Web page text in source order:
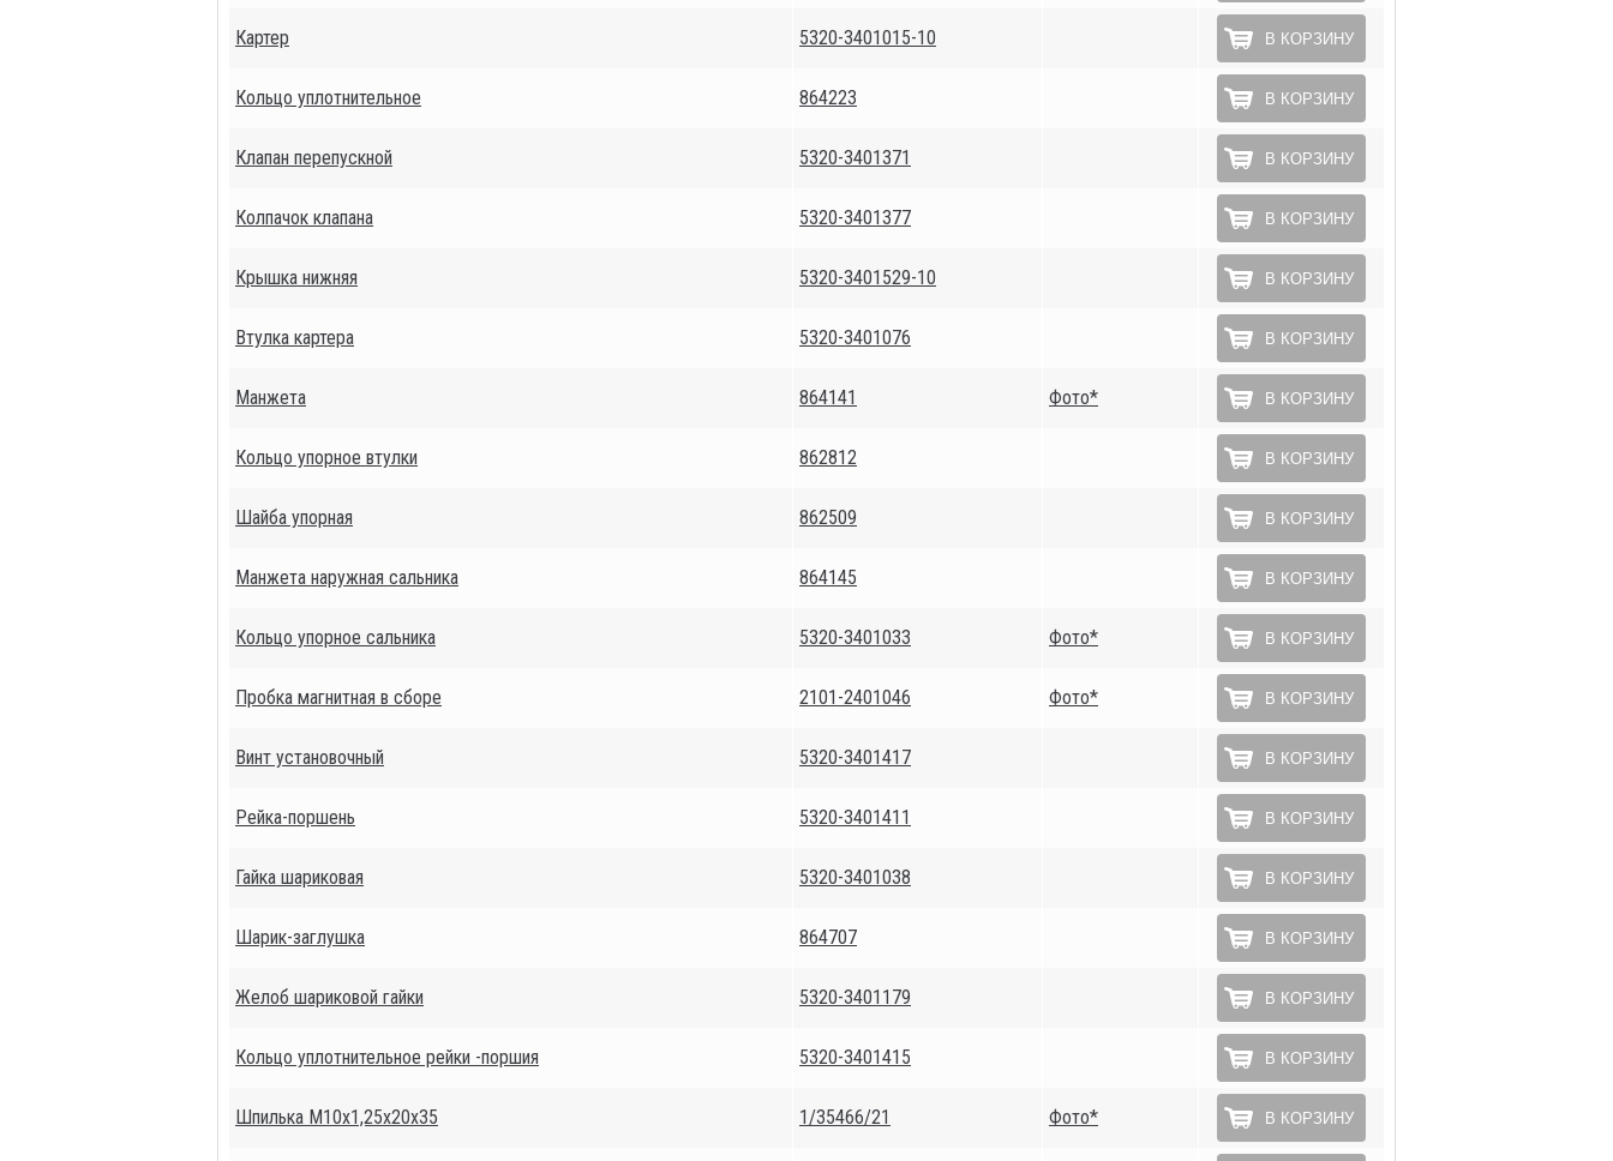
Картер 5320-3401015-10 В КОРЗИНУ
Кольцо уплотнительное 864223 В КОРЗИНУ
Клапан перепускной 5320-3401371 В КОРЗИНУ
Колпачок клапана 5320-3401377 В КОРЗИНУ
Крышка нижняя 5320-3401529-10 В КОРЗИНУ
Втулка картера 5320-3401076 В КОРЗИНУ
Манжета 864141 Фото* В КОРЗИНУ
Кольцо упорное втулки 862812 В КОРЗИНУ
Шайба упорная 862509 В КОРЗИНУ
Манжета наружная сальника 864145 В КОРЗИНУ
Кольцо упорное сальника 5320-3401033 Фото* В КОРЗИНУ
Пробка магнитная в сборе 2101-2401046 Фото* В КОРЗИНУ
Винт установочный 5320-3401417 В КОРЗИНУ
Рейка-поршень 5320-3401411 В КОРЗИНУ
Гайка шариковая 5320-3401038 В КОРЗИНУ
Шарик-заглушка 864707 В КОРЗИНУ
Желоб шариковой гайки 5320-3401179 В КОРЗИНУ
Кольцо уплотнительное рейки -поршия 5320-3401415 В КОРЗИНУ
Шпилька М10х1,25х20х35 1/35466/21 Фото* В КОРЗИНУ